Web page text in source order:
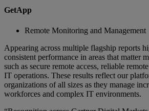
GetApp
Remote Monitoring and Management
Appearing across multiple flagship reports
consistent performance in areas that matter
such as secure remote access, reliable
IT operations. These results reflect our
organizations of all sizes as they manage
workforces and complex IT environments.